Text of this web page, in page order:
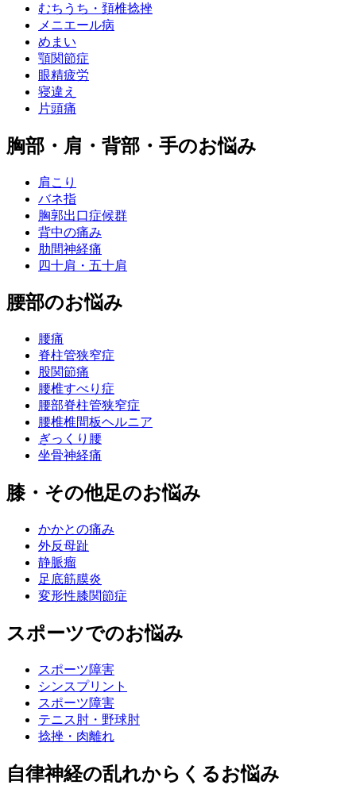
むちうち・頚椎捻挫
メニエール病
めまい
顎関節症
眼精疲労
寝違え
片頭痛
胸部・肩・背部・手のお悩み
肩こり
バネ指
胸郭出口症候群
背中の痛み
肋間神経痛
四十肩・五十肩
腰部のお悩み
腰痛
脊柱管狭窄症
股関節痛
腰椎すべり症
腰部脊柱管狭窄症
腰椎椎間板ヘルニア
ぎっくり腰
坐骨神経痛
膝・その他足のお悩み
かかとの痛み
外反母趾
静脈瘤
足底筋膜炎
変形性膝関節症
スポーツでのお悩み
スポーツ障害
シンスプリント
スポーツ障害
テニス肘・野球肘
捻挫・肉離れ
自律神経の乱れからくるお悩み